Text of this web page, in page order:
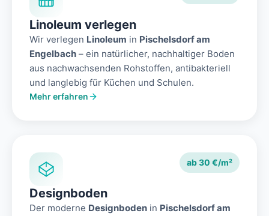
Linoleum verlegen
Wir verlegen Linoleum in Pischelsdorf am
Engelbach – ein natürlicher, nachhaltiger Boden
aus nachwachsenden Rohstoffen, antibakteriell
und langlebig für Küchen und Schulen.
Mehr erfahren
ab 30 €/m²
Designboden
Der moderne Designboden in Pischelsdorf am